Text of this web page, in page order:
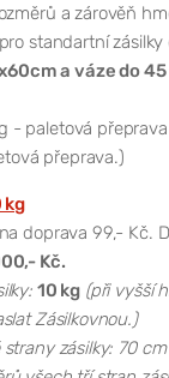
a zárověň
standartní zásilky
a váze do 45
- paletová
přeprava.)
kg
doprava 99,- Kč.
Kč.
10 kg (při vyšší
Zásilkovnou.)
zásilky: 70 cm